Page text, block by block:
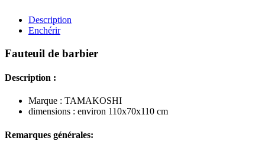
Description
Enchérir
Fauteuil de barbier
Description :
Marque : TAMAKOSHI
dimensions : environ 110x70x110 cm
Remarques générales: